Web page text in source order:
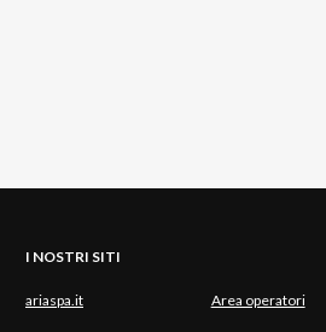
I NOSTRI SITI
ariaspa.it Area operatori